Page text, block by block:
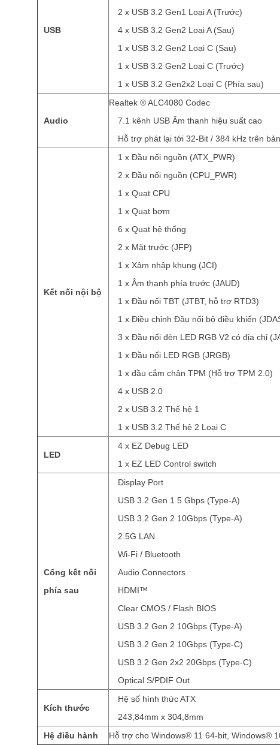
USB
2 x USB 3.2 Gen1 Loại A (Trước)
4 x USB 3.2 Gen2 Loại A (Sau)
1 x USB 3.2 Gen2 Loại C (Sau)
1 x USB 3.2 Gen2 Loại C (Trước)
1 x USB 3.2 Gen2x2 Loại C (Phía sau)
Audio
Realtek ® ALC4080 Codec
7.1 kênh USB Âm thanh hiệu suất cao
Hỗ trợ phát lại tới 32-Bit / 384 kHz trên
Kết nối nội bộ
1 x Đầu nối nguồn (ATX_PWR)
2 x Đầu nối nguồn (CPU_PWR)
1 x Quạt CPU
1 x Quạt bơm
6 x Quạt hệ thống
2 x Mặt trước (JFP)
1 x Xâm nhập khung (JCI)
1 x Âm thanh phía trước (JAUD)
1 x Đầu nối TBT (JTBT, hỗ trợ RTD3)
1 x Điều chỉnh Đầu nối bộ điều khiển
3 x Đầu nối đèn LED RGB V2 có địa chỉ
1 x Đầu nối LED RGB (JRGB)
1 x đầu cắm chân TPM (Hỗ trợ TPM 2.0)
4 x USB 2.0
2 x USB 3.2 Thế hệ 1
1 x USB 3.2 Thế hệ 2 Loại C
LED
4 x EZ Debug LED
1 x EZ LED Control switch
Cổng kết nối
phía sau
Display Port
USB 3.2 Gen 1 5 Gbps (Type-A)
USB 3.2 Gen 2 10Gbps (Type-A)
2.5G LAN
Wi-Fi / Bluetooth
Audio Connectors
HDMI™
Clear CMOS / Flash BIOS
USB 3.2 Gen 2 10Gbps (Type-A)
USB 3.2 Gen 2 10Gbps (Type-C)
USB 3.2 Gen 2x2 20Gbps (Type-C)
Optical S/PDIF Out
Kích thước
Hệ số hình thức ATX
243,84mm x 304,8mm
Hệ điều hành
Hỗ trợ cho Windows® 11 64-bit, Windows®